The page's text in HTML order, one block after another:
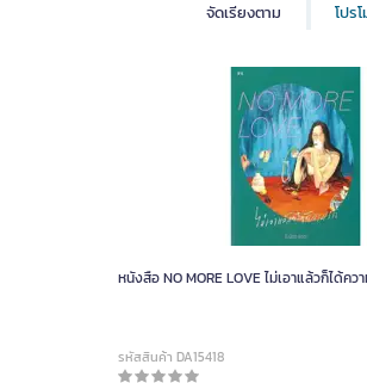
จัดเรียงตาม โปร
หนังสือ NO MORE LOVE ไม่เอาแล้วก็ได้คว
รหัสสินค้า DA15418